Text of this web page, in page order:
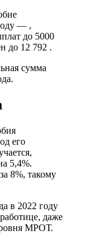
— ,
до 5000
до 12 792 .
сумма
его
5,4%.
8%, такому
в 2022 году
даже
МРОТ.